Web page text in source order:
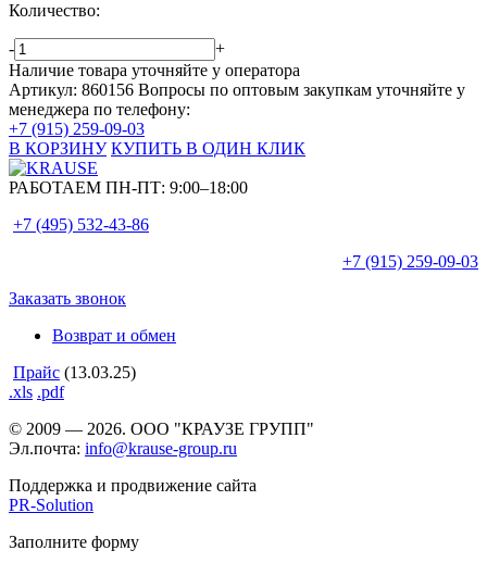
Количество:
-
+
Наличие товара уточняйте у оператора
Артикул: 860156 Вопросы по оптовым закупкам уточняйте у
менеджера по телефону:
+7 (915) 259-09-03
В КОРЗИНУ КУПИТЬ В ОДИН КЛИК
РАБОТАЕМ ПН-ПТ: 9:00–18:00
+7 (495) 532-43-86
+7 (915) 259-09-03
Заказать звонок
Возврат и обмен
Прайс (13.03.25)
.xls .pdf
© 2009 — 2026. ООО "КРАУЗЕ ГРУПП"
Эл.почта: info@krause-group.ru
Поддержка и продвижение сайта
PR-Solution
Заполните форму